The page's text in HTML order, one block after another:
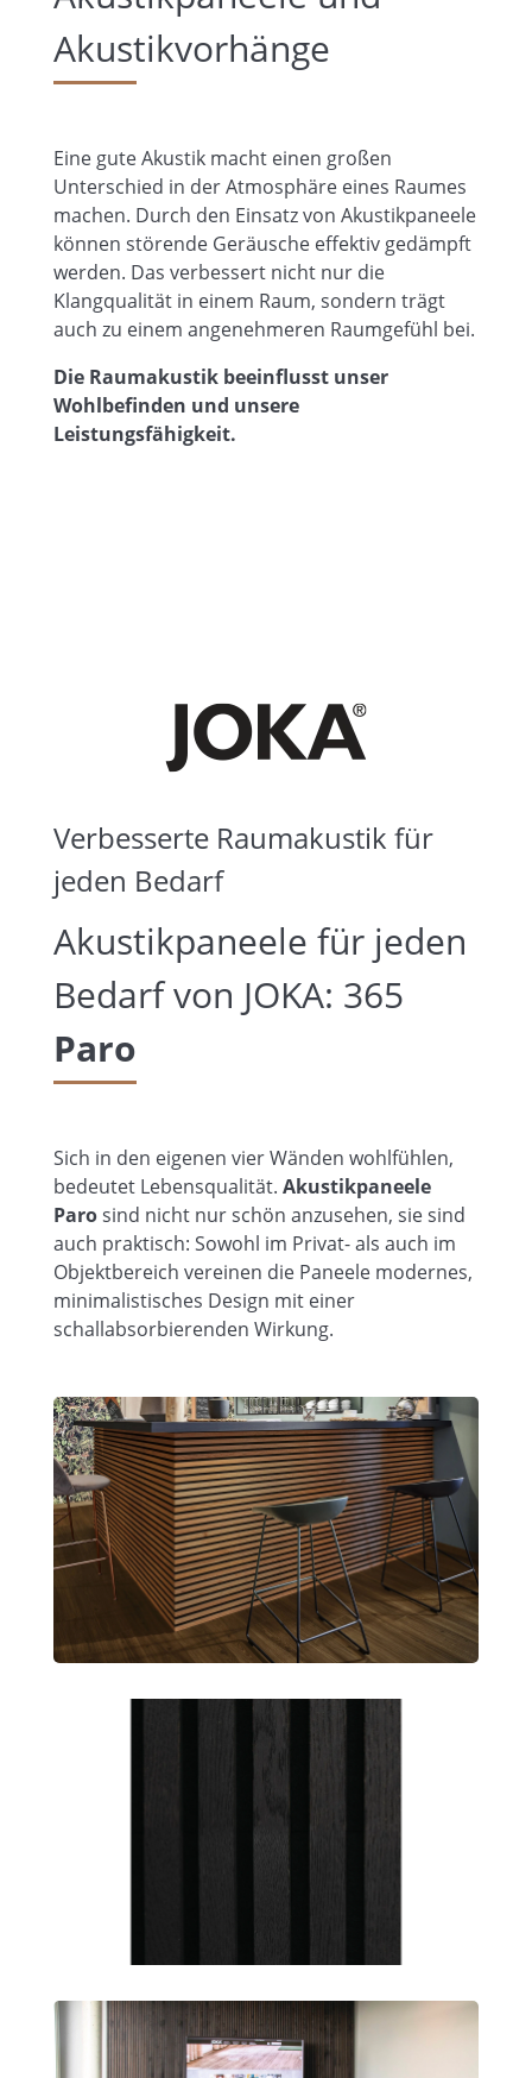
Akustikvorhänge
Eine gute Akustik macht einen großen
Unterschied in der Atmosphäre eines Raumes
machen. Durch den Einsatz von Akustikpaneele
können störende Geräusche effektiv gedämpft
werden. Das verbessert nicht nur die
Klangqualität in einem Raum, sondern trägt
auch zu einem angenehmeren Raumgefühl bei.
Die Raumakustik beeinflusst unser
Wohlbefinden und unsere
Leistungsfähigkeit.
Verbesserte Raumakustik für
jeden Bedarf
Akustikpaneele für jeden
Bedarf von JOKA: 365
Paro
Sich in den eigenen vier Wänden wohlfühlen,
bedeutet Lebensqualität. Akustikpaneele
Parosind nicht nur schön anzusehen, sie sind
auch praktisch: Sowohl im Privat- als auch im
Objektbereich vereinen die Paneele modernes,
minimalistisches Design mit einer
schallabsorbierenden Wirkung.